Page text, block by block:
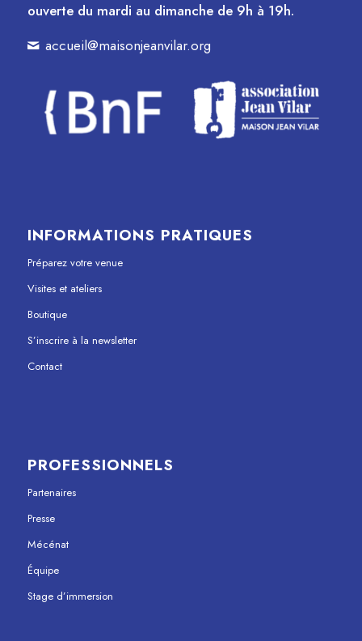
ouverte du mardi au dimanche de 9h à 19h.
accueil@maisonjeanvilar.org
INFORMATIONS PRATIQUES
Préparez votre venue
Visites et ateliers
Boutique
S’inscrire à la newsletter
Contact
PROFESSIONNELS
Partenaires
Presse
Mécénat
Équipe
Stage d’immersion